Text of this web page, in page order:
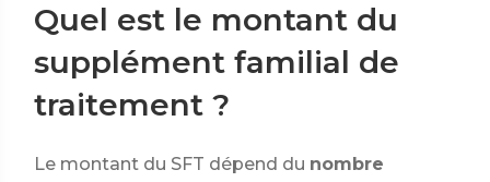
Quel est le montant du
supplément familial de
traitement ?
Le montant du SFT dépend du nombre